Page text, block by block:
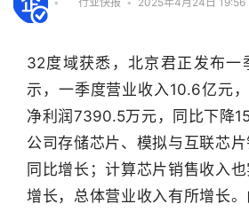
32度域获悉，北京君正发布一
示，一季度营业收入10.6亿元，
净利润7390.5万元，同比下降
公司存储芯片、模拟与互联芯
同比增长；计算芯片销售收入
增长，总体营业收入有所增长